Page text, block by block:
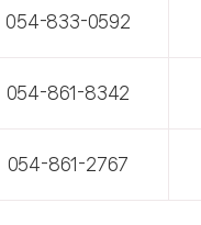
054-833-0592
054-861-8342
054-861-2767